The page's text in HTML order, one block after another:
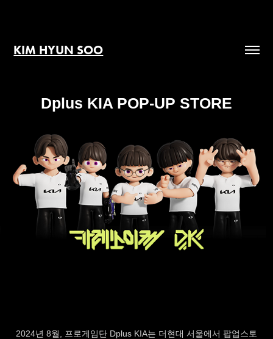
KIM HYUN SOO
Dplus KIA POP-UP STORE
2024년 8월, 프로게임단 Dplus KIA는 더현대 서울에서 팝업스토